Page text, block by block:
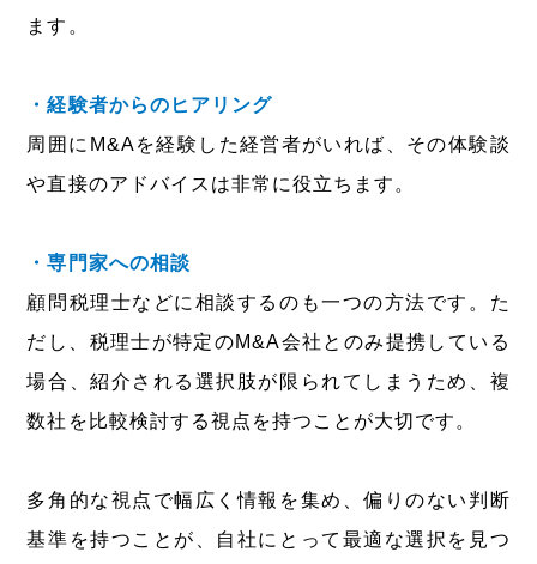
ます。
・経験者からのヒアリング
周囲にM&Aを経験した経営者がいれば、その体験談
や直接のアドバイスは非常に役立ちます。
・専門家への相談
顧問税理士などに相談するのも一つの方法です。た
だし、税理士が特定のM&A会社とのみ提携している
場合、紹介される選択肢が限られてしまうため、複
数社を比較検討する視点を持つことが大切です。
多角的な視点で幅広く情報を集め、偏りのない判断
基準を持つことが、自社にとって最適な選択を見つ